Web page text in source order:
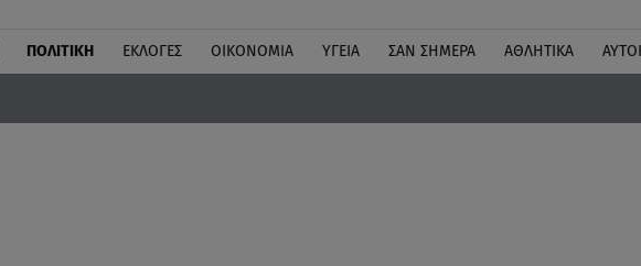
ΠΟΛΙΤΙΚΗ ΕΚΛΟΓΕΣ ΟΙΚΟΝΟΜΙΑ ΥΓΕΙΑ ΣΑΝ ΣΗΜΕΡΑ ΑΘΛΗΤΙΚΑ